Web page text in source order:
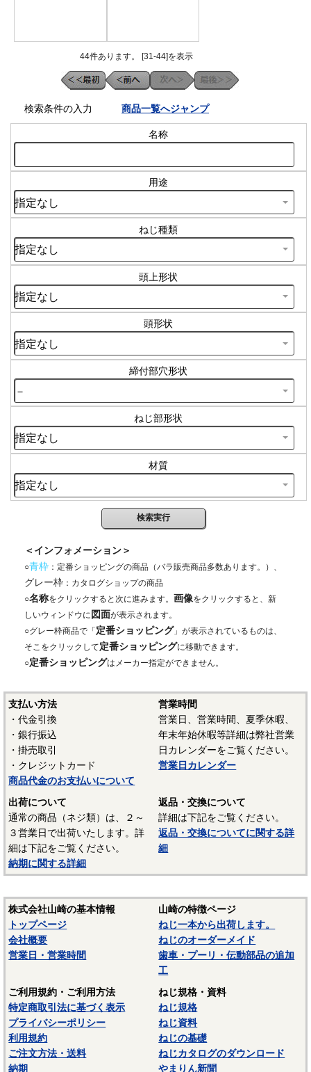
44件あります。 [31-44]を表示
検索条件の入力 商品一覧へジャンプ
名称
用途
ねじ種類
頭上形状
頭形状
締付部穴形状
ねじ部形状
材質
＜インフォメーション＞
○青枠 ：定番ショッピングの商品（バラ販売商品多数あります。）、
グレー枠 ：カタログショップの商品
○名称をクリックすると次に進みます。 画像をクリックすると、新
しいウィンドウに 図面が表示されます。
○グレー枠商品で「定番ショッピング」が表示されているものは、
そこをクリックして定番ショッピングに移動できます。
○定番ショッピングはメーカー指定ができません。
支払い方法
・代金引換
・銀行振込
・掛売取引
・クレジットカード
商品代金のお支払いについて
営業時間
営業日、営業時間、夏季休暇、
年末年始休暇等詳細は弊社営業
日カレンダーをご覧ください。
営業日カレンダー
出荷について
通常の商品（ネジ類）は、２～
３営業日で出荷いたします。詳
細は下記をご覧ください。
納期に関する詳細
返品・交換について
詳細は下記をご覧ください。
返品・交換についてに関する詳
細
株式会社山崎の基本情報
トップページ
会社概要
営業日・営業時間
山崎の特徴ページ
ねじ一本から出荷します。
ねじのオーダーメイド
歯車・プーリ・伝動部品の追加
工
ご利用規約・ご利用方法
特定商取引法に基づく表示
プライバシーポリシー
利用規約
ご注文方法・送料
納期
ねじ規格・資料
ねじ規格
ねじ資料
ねじの基礎
ねじカタログのダウンロード
やまりん新聞